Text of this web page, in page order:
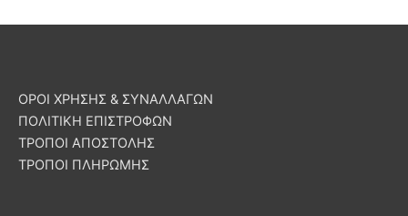
ΟΡΟΙ ΧΡΗΣΗΣ & ΣΥΝΑΛΛΑΓΩΝ
ΠΟΛΙΤΙΚΗ ΕΠΙΣΤΡΟΦΩΝ
ΤΡΟΠΟΙ ΑΠΟΣΤΟΛΗΣ
ΤΡΟΠΟΙ ΠΛΗΡΩΜΗΣ